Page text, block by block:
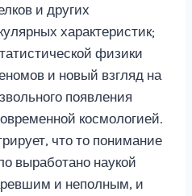
и других
характеристик;
физики
и новый взгляд на
появления
космологией.
что то понимание
выработано наукой
и неполным, и